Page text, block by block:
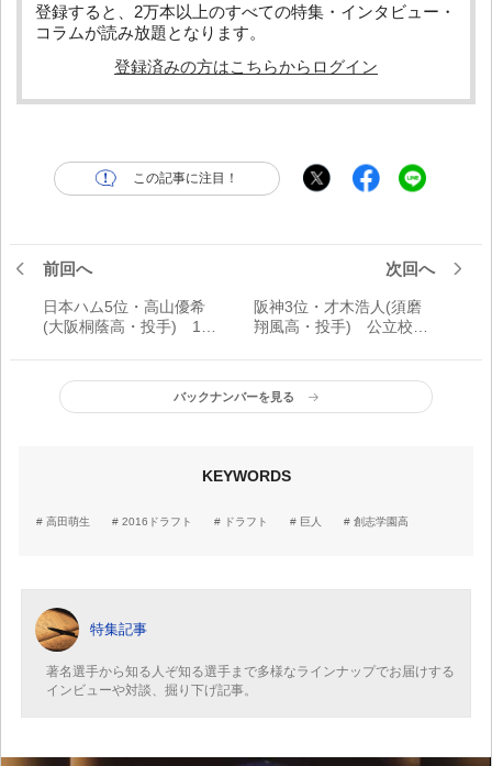
登録すると、2万本以上のすべての特集・インタビュー・
コラムが読み放題となります。
登録済みの方はこちらからログイン
この記事に注目！
前回へ
日本ハム5位・高山優希
(大阪桐蔭高・投手) 150
器
次回へ
阪神3位・才木浩人(須磨
翔風高・投手) 公立校の
バックナンバーを見る
KEYWORDS
高田萌生 2016ドラフト ドラフト 巨人 創志学園高
特集記事
著名選手から知る人ぞ知る選手まで多様なラインナップでお届けする
インビューや対談、掘り下げ記事。